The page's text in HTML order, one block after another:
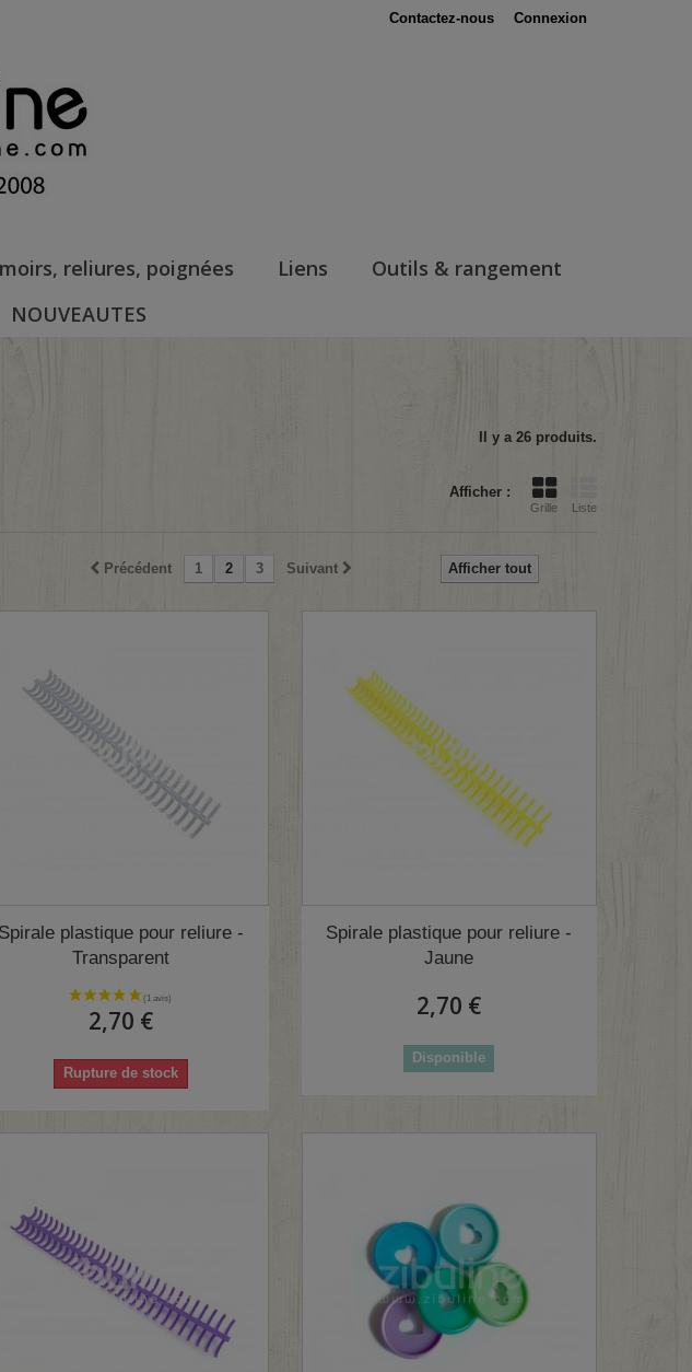
Connexion
Contactez-nous
reliures, poignées Liens
Outils & rangement
NOUVEAUTES
Il y a 26 produits.
Afficher :
Grille Liste
Afficher tout
Précédent 1 2 3 Suivant
Spirale plastique pour reliure -
Transparent
2,70 €
Rupture de stock
Spirale plastique pour reliure -
Jaune
2,70 €
Disponible